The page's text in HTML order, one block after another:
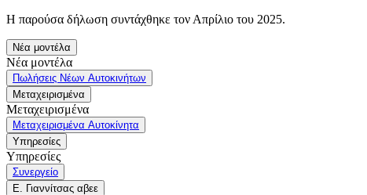
Η παρούσα δήλωση συντάχθηκε τον Απρίλιο του 2025.
Νέα μοντέλα
Νέα μοντέλα
Πωλήσεις Νέων Αυτοκινήτων
Μεταχειρισμένα
Μεταχειρισμένα
Μεταχειρισμένα Αυτοκίνητα
Υπηρεσίες
Υπηρεσίες
Συνεργείο
Ε. Γιαννίτσας αβεε